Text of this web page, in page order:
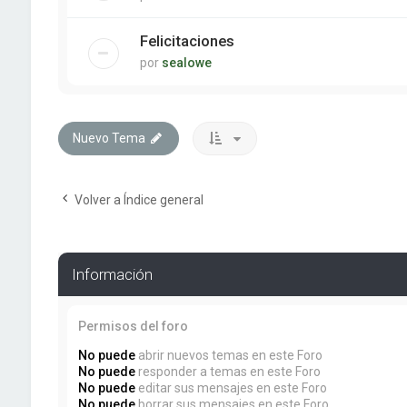
Felicitaciones
por sealowe
Nuevo Tema
Volver a Índice general
Información
Permisos del foro
No puedeabrir nuevos temas en este Foro
No puederesponder a temas en este Foro
No puedeeditar sus mensajes en este Foro
No puedeborrar sus mensajes en este Foro